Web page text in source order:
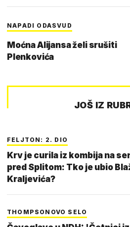
NAPADI ODASVUD
Moćna Alijansa želi srušiti
Plenkovića
JOŠ IZ
FELJTON: 2. DIO
Krv je curila iz kombija na
pred Splitom: Tko je ubio
Kraljevića?
THOMPSONOVO SELO